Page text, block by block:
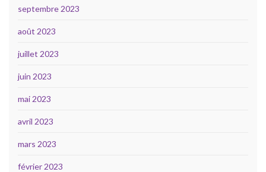
septembre 2023
août 2023
juillet 2023
juin 2023
mai 2023
avril 2023
mars 2023
février 2023